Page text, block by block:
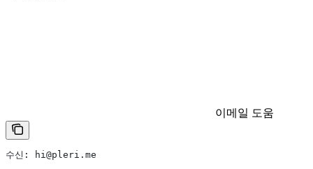
이메일 도움
수신: hi@pleri.me